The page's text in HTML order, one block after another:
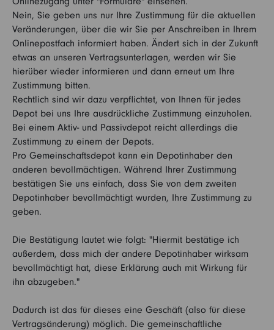
Nein, Sie geben uns nur Ihre Zustimmung für die aktuellen
Veränderungen, über die wir Sie per Anschreiben in Ihrem
Onlinepostfach informiert haben. Ändert sich in der Zukunft
etwas an unseren Vertragsunterlagen, werden wir Sie
hierüber wieder informieren und dann erneut um Ihre
Zustimmung bitten.
Rechtlich sind wir dazu verpflichtet, von Ihnen für jedes
Depot bei uns Ihre ausdrückliche Zustimmung einzuholen.
Bei einem Aktiv- und Passivdepot reicht allerdings die
Zustimmung zu einem der Depots.
Pro Gemeinschaftsdepot kann ein Depotinhaber den
anderen bevollmächtigen. Während Ihrer Zustimmung
bestätigen Sie uns einfach, dass Sie von dem zweiten
Depotinhaber bevollmächtigt wurden, Ihre Zustimmung zu
geben.
Die Bestätigung lautet wie folgt: "Hiermit bestätige ich
außerdem, dass mich der andere Depotinhaber wirksam
bevollmächtigt hat, diese Erklärung auch mit Wirkung für
ihn abzugeben."
Dadurch ist das für dieses eine Geschäft (also für diese
Vertragsänderung) möglich. Die gemeinschaftliche